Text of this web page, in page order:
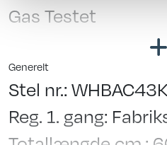
Gas Testet
Generelt
Stel nr.:
Reg. 1. gang: